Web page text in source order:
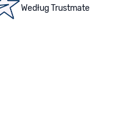
Według Trustmate